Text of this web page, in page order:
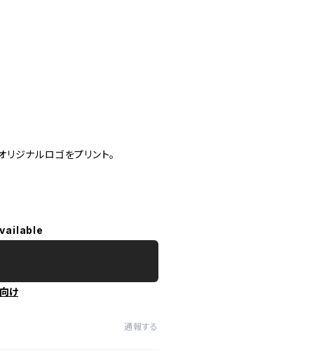
ジナルロゴをプリント。
け
通報する